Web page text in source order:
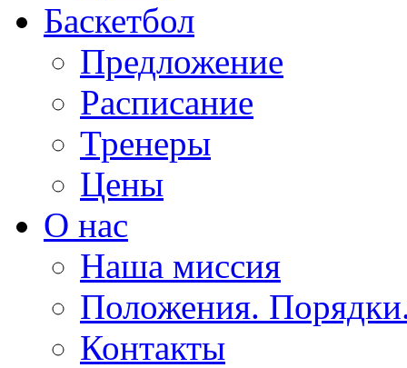
Баскетбол
Предложение
Расписание
Тренеры
Цены
О нас
Наша миссия
Положения.
Контакты